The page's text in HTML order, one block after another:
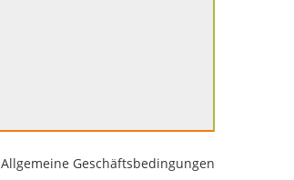
Allgemeine Geschäftsbedingungen